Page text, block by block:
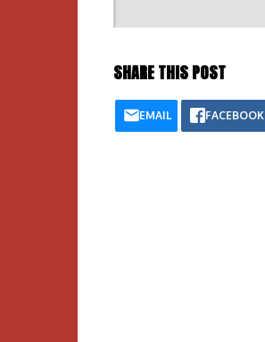
SHARE THIS POST
EMAIL FACEBOOK